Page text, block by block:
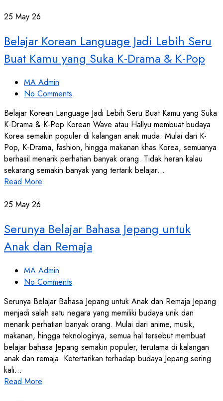
25 May 26
Belajar Korean Language Jadi Lebih Seru
Buat Kamu yang Suka K-Drama & K-Pop
MA Admin
No Comments
Belajar Korean Language Jadi Lebih Seru Buat Kamu yang Suka
K-Drama & K-Pop Korean Wave atau Hallyu membuat budaya
Korea semakin populer di kalangan anak muda. Mulai dari K-
Pop, K-Drama, fashion, hingga makanan khas Korea, semuanya
berhasil menarik perhatian banyak orang. Tidak heran kalau
sekarang semakin banyak yang tertarik belajar…
Read More
25 May 26
Serunya Belajar Bahasa Jepang untuk
Anak dan Remaja
MA Admin
No Comments
Serunya Belajar Bahasa Jepang untuk Anak dan Remaja Jepang
menjadi salah satu negara yang memiliki budaya unik dan
menarik perhatian banyak orang. Mulai dari anime, musik,
makanan, hingga teknologinya, semua hal tersebut membuat
belajar bahasa Jepang semakin populer, terutama di kalangan
anak dan remaja. Ketertarikan terhadap budaya Jepang sering
kali…
Read More